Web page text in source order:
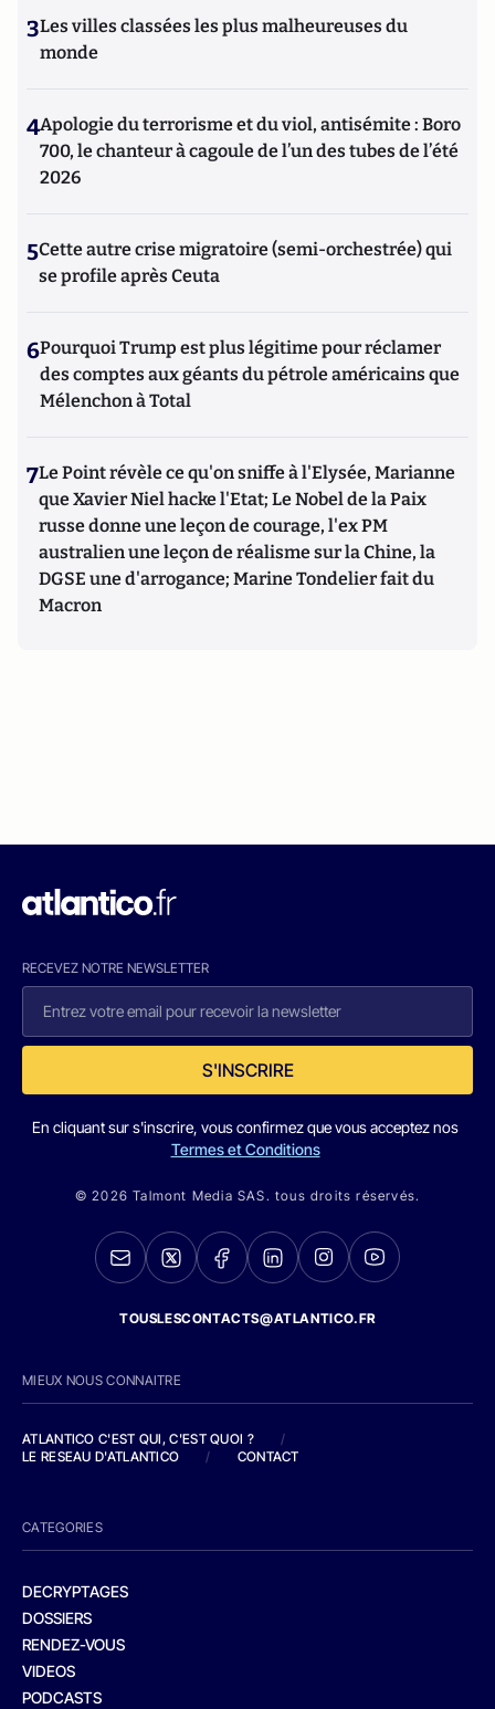
3Les villes classées les plus malheureuses du
monde
4Apologie du terrorisme et du viol, antisémite : Boro
700, le chanteur à cagoule de l’un des tubes de l’été
2026
5Cette autre crise migratoire (semi-orchestrée) qui
se profile après Ceuta
6Pourquoi Trump est plus légitime pour réclamer
des comptes aux géants du pétrole américains que
Mélenchon à Total
7Le Point révèle ce qu'on sniffe à l'Elysée, Marianne
que Xavier Niel hacke l'Etat; Le Nobel de la Paix
russe donne une leçon de courage, l'ex PM
australien une leçon de réalisme sur la Chine, la
DGSE une d'arrogance; Marine Tondelier fait du
Macron
RECEVEZ NOTRE NEWSLETTER
S'INSCRIRE
En cliquant sur s'inscrire, vous confirmez que vous acceptez nos
Termes et Conditions
© 2026 Talmont Media SAS. tous droits réservés.
TOUSLESCONTACTS@ATLANTICO.FR
MIEUX NOUS CONNAITRE
ATLANTICO C'EST QUI, C'EST QUOI ?
/
LE RESEAU D'ATLANTICO
/ CONTACT
CATEGORIES
DECRYPTAGES
DOSSIERS
RENDEZ-VOUS
VIDEOS
PODCASTS